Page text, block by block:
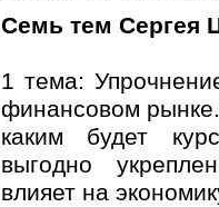
Семь тем Сергея
1 тема:
финансовом
каким будет
выгодно
влияет на